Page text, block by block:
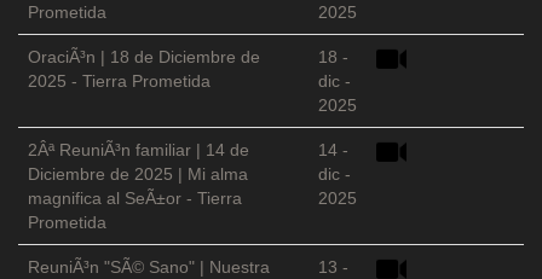
Prometida
2025
OraciÃ³n | 18 de Diciembre de
2025 - Tierra Prometida
18 -
dic -
2025
2Âª ReuniÃ³n familiar | 14 de
Diciembre de 2025 | Mi alma
magnifica al SeÃ±or - Tierra
Prometida
14 -
dic -
2025
ReuniÃ³n "SÃ© Sano" | Nuestra
13 -